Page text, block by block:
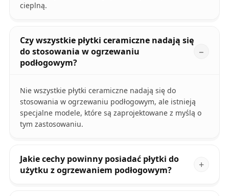
cieplną.
Czy wszystkie płytki ceramiczne nadają się
do stosowania w ogrzewaniu
podłogowym?
Nie wszystkie płytki ceramiczne nadają się do
stosowania w ogrzewaniu podłogowym, ale istnieją
specjalne modele, które są zaprojektowane z myślą o
tym zastosowaniu.
Jakie cechy powinny posiadać płytki do
użytku z ogrzewaniem podłogowym?